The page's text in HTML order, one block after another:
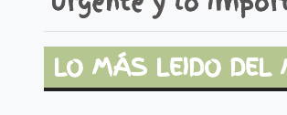
LO MÁS LEIDO DEL